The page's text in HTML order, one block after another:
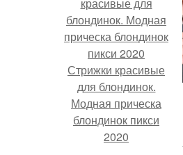
Стрижки красивые
для блондинок.
Модная прическа
блондинок пикси
2020